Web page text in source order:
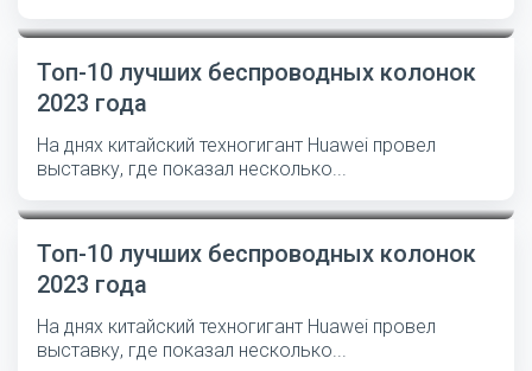
Топ-10 лучших беспроводных колонок
2023 года
На днях китайский техногигант Huawei провел
выставку, где показал несколько...
Топ-10 лучших беспроводных колонок
2023 года
На днях китайский техногигант Huawei провел
выставку, где показал несколько...